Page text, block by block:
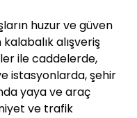
huzur ve güven
alışveriş
ile caddelerde,
istasyonlarda, şehir
yaya ve araç
ve trafik